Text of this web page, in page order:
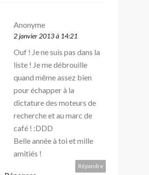
Anonyme
2 janvier 2013 à 14:21
Ouf ! Je ne suis pas dans la
liste ! Je me débrouille
quand même assez bien
pour échapper à la
dictature des moteurs de
recherche et au marc de
café ! :DDD
Belle année à toi et mille
amitiés !
Répondre